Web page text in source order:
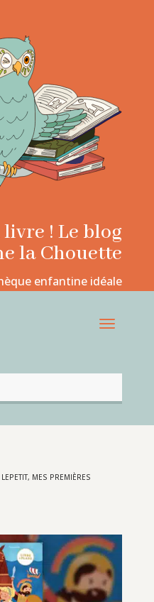
! Le blog
la Chouette
enfantine idéale
MES PREMIÈRES